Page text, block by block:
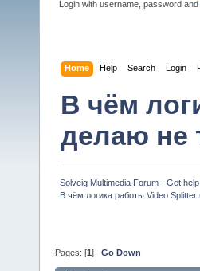
Login with username, password
Home Help Search Login
В чём
делаю не
Solveig Multimedia Forum - Get
В чём логика работы Video
Pages: [1 ] Go Down